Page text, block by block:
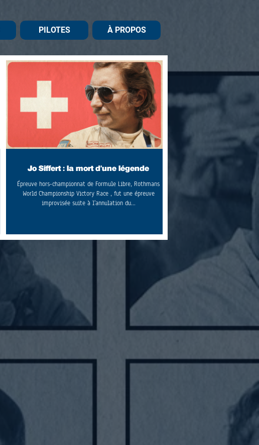
PILOTES À PROPOS
Jo Siffert : la mort d'une légende
Épreuve hors-championnat de Formule Libre, Rothmans
World Championship Victory Race , fut une épreuve
improvisée suite à l'annulation du...